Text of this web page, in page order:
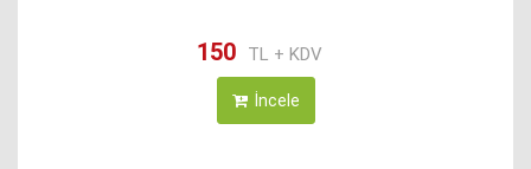
150 TL + KDV
İncele